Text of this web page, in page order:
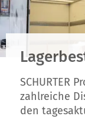
SCHURTER
zahlreiche
den